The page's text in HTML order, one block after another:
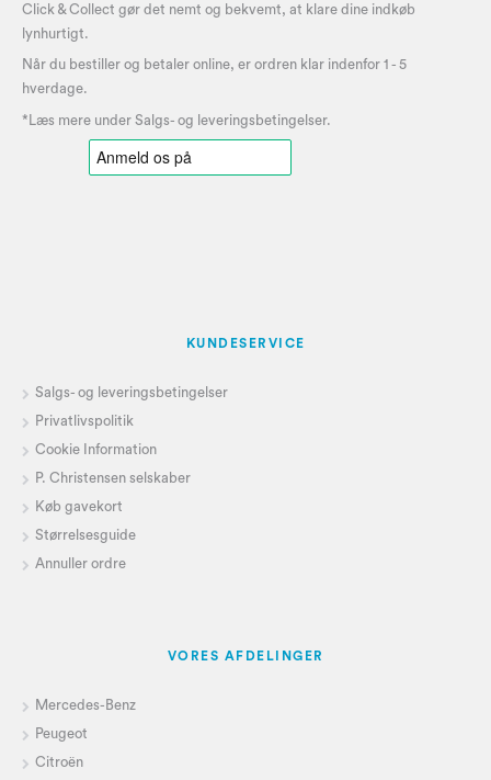
Click & Collect gør det nemt og bekvemt, at klare dine indkøb
lynhurtigt.
Når du bestiller og betaler online, er ordren klar indenfor 1 - 5
hverdage.
*Læs mere under Salgs- og leveringsbetingelser.
KUNDESERVICE
Salgs- og leveringsbetingelser
Privatlivspolitik
Cookie Information
P. Christensen selskaber
Køb gavekort
Størrelsesguide
Annuller ordre
VORES AFDELINGER
Mercedes-Benz
Peugeot
Citroën